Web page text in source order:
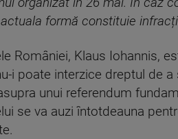
formă constituie
României, Klaus Iohannis,
i poate interzice dreptul de
unui referendum
se va auzi întotdeauna